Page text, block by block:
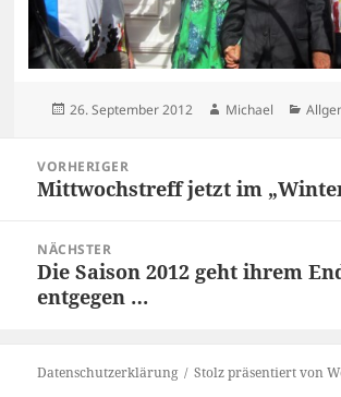
Veröffentlicht
26. September 2012 Autor
Michael
VORHERIGER
Vorheriger
Mittwochstreff jetzt im
NÄCHSTER
Nächster
Beitrag:
Die Saison 2012 geht ihrem
entgegen …
Datenschutzerklärung Stolz präsentiert von